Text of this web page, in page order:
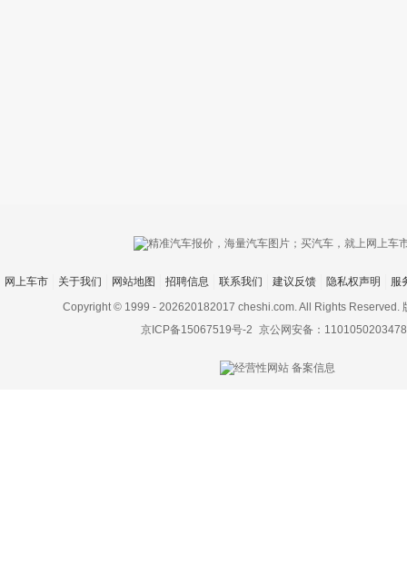
上传图片最多
网上车市 关于我们 网站地图 招聘信息 联系我们 建议反馈 隐私权声明
服
Copyright © 1999 - 202620182017 cheshi.com. All Rights Reserved.
京ICP备15067519号-2 京公网安备：